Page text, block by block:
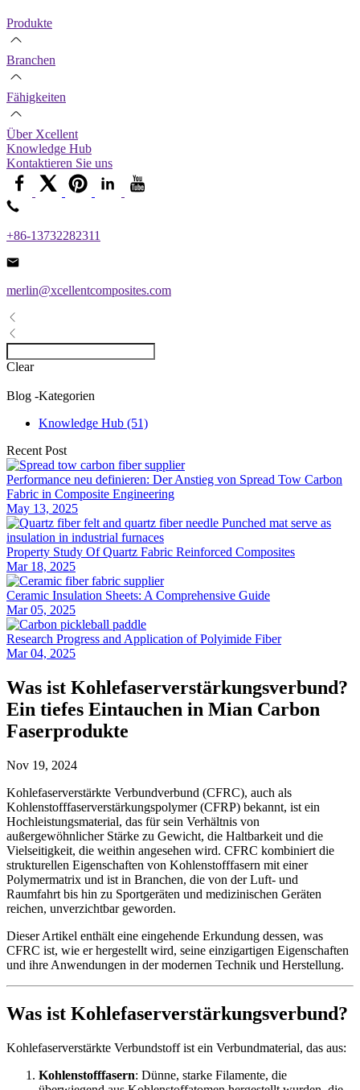
Produkte
Branchen
Fähigkeiten
Über Xcellent
Knowledge Hub
Kontaktieren Sie uns
+86-13732282311
merlin@xcellentcomposites.com
Clear
Blog -Kategorien
Knowledge Hub (51)
Recent Post
Performance neu definieren: Der Anstieg von Spread Tow Carbon
Fabric in Composite Engineering
May 13, 2025
Property Study Of Quartz Fabric Reinforced Composites
Mar 18, 2025
Ceramic Insulation Sheets: A Comprehensive Guide
Mar 05, 2025
Research Progress and Application of Polyimide Fiber
Mar 04, 2025
Was ist Kohlefaserverstärkungsverbund?
Ein tiefes Eintauchen in Mian Carbon
Faserprodukte
Nov 19, 2024
Kohlefaserverstärkte Verbundverbund (CFRC), auch als
Kohlenstofffaserverstärkungspolymer (CFRP) bekannt, ist ein
Hochleistungsmaterial, das für sein Verhältnis von
außergewöhnlicher Stärke zu Gewicht, die Haltbarkeit und die
Vielseitigkeit, die weithin angesehen wird. CFRC kombiniert die
strukturellen Eigenschaften von Kohlenstofffasern mit einer
Polymermatrix und ist in Branchen, die von der Luft- und
Raumfahrt bis hin zu Sportgeräten und medizinischen Geräten
reichen, unverzichtbar geworden.
Dieser Artikel enthält eine eingehende Erkundung dessen, was
CFRC ist, wie er hergestellt wird, seine einzigartigen Eigenschaften
und ihre Anwendungen in der modernen Technik und Herstellung.
Was ist Kohlefaserverstärkungsverbund?
Kohlefaserverstärkte Verbundstoff ist ein Verbundmaterial, das aus:
Kohlenstofffasern: Dünne, starke Filamente, die